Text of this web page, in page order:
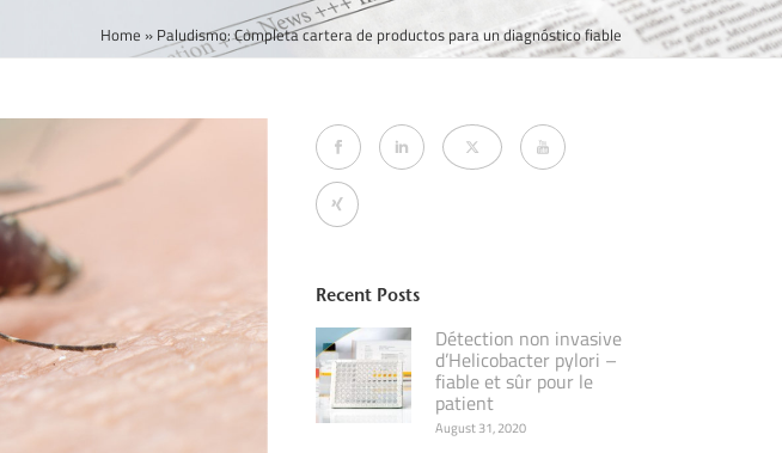
Home » Paludismo: Completa cartera de productos para un diagnóstico fiable
Recent Posts
Détection non invasive
d’Helicobacter pylori –
fiable et sûr pour le
patient
August 31, 2020